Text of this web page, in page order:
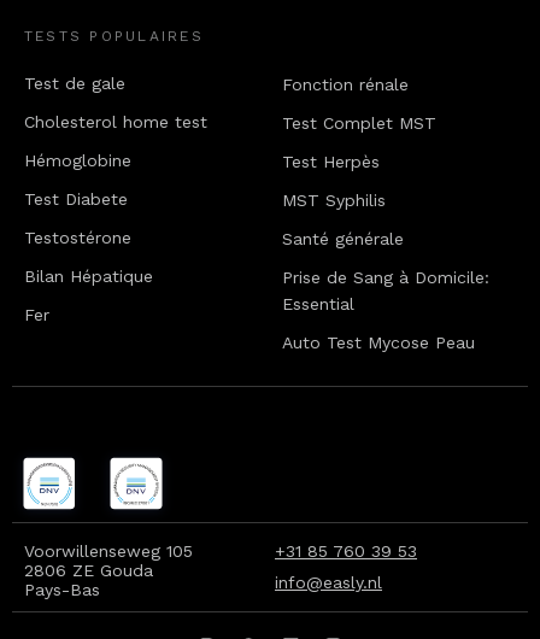
TESTS POPULAIRES
Test de gale
Cholesterol home test
Hémoglobine
Test Diabete
Testostérone
Bilan Hépatique
Fer
Fonction rénale
Test Complet MST
Test Herpès
MST Syphilis
Santé générale
Prise de Sang à Domicile:
Essential
Auto Test Mycose Peau
Voorwillenseweg 105
2806 ZE Gouda
Pays-Bas
+31 85 760 39 53
info@easly.nl